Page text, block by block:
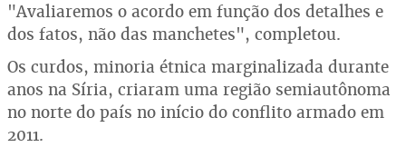
"Avaliaremos o acordo em função dos detalhes e
dos fatos, não das manchetes", completou.
Os curdos, minoria étnica marginalizada durante
anos na Síria, criaram uma região semiautônoma
no norte do país no início do conflito armado em
2011.